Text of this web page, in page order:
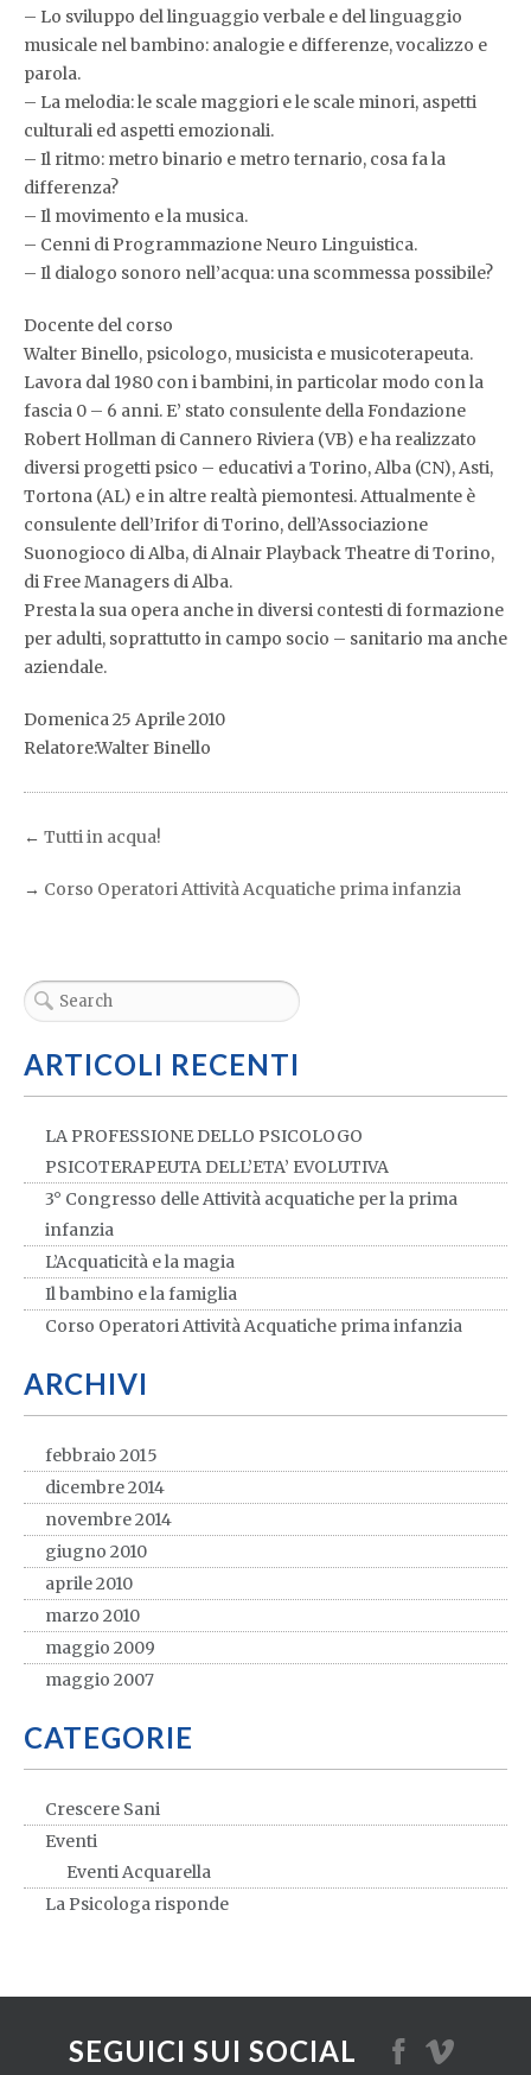
– Lo sviluppo del linguaggio verbale e del linguaggio
musicale nel bambino: analogie e differenze, vocalizzo e
parola.
– La melodia: le scale maggiori e le scale minori, aspetti
culturali ed aspetti emozionali.
– Il ritmo: metro binario e metro ternario, cosa fa la
differenza?
– Il movimento e la musica.
– Cenni di Programmazione Neuro Linguistica.
– Il dialogo sonoro nell’acqua: una scommessa possibile?
Docente del corso
Walter Binello, psicologo, musicista e musicoterapeuta.
Lavora dal 1980 con i bambini, in particolar modo con la
fascia 0 – 6 anni. E’ stato consulente della Fondazione
Robert Hollman di Cannero Riviera (VB) e ha realizzato
diversi progetti psico – educativi a Torino, Alba (CN), Asti,
Tortona (AL) e in altre realtà piemontesi. Attualmente è
consulente dell’Irifor di Torino, dell’Associazione
Suonogioco di Alba, di Alnair Playback Theatre di Torino,
di Free Managers di Alba.
Presta la sua opera anche in diversi contesti di formazione
per adulti, soprattutto in campo socio – sanitario ma anche
aziendale.
Domenica 25 Aprile 2010
Relatore:Walter Binello
← Tutti in acqua!
→ Corso Operatori Attività Acquatiche prima infanzia
ARTICOLI RECENTI
LA PROFESSIONE DELLO PSICOLOGO
PSICOTERAPEUTA DELL’ETA’ EVOLUTIVA
3° Congresso delle Attività acquatiche per la prima
infanzia
L’Acquaticità e la magia
Il bambino e la famiglia
Corso Operatori Attività Acquatiche prima infanzia
ARCHIVI
febbraio 2015
dicembre 2014
novembre 2014
giugno 2010
aprile 2010
marzo 2010
maggio 2009
maggio 2007
CATEGORIE
Crescere Sani
Eventi
Eventi Acquarella
La Psicologa risponde
SEGUICI SUI SOCIAL